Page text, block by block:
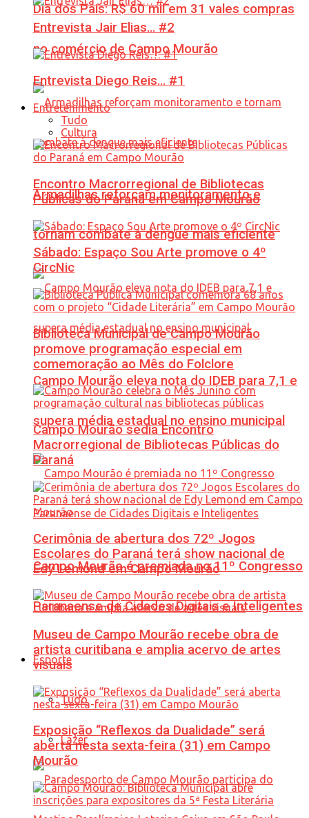
Dia dos Pais: R$ 60 mil em 31 vales compras
no comércio de Campo Mourão
Armadilhas reforçam monitoramento e
tornam combate à dengue mais eficiente
Campo Mourão eleva nota do IDEB para 7,1 e
supera média estadual no ensino municipal
Campo Mourão é premiada no 11º Congresso
Paranaense de Cidades Digitais e Inteligentes
Esporte
Tudo
Lazer
Entrevista Jair Elias… #2
Entrevista Diego Reis… #1
Entretenimento
Tudo
Cultura
Encontro Macrorregional de Bibliotecas
Públicas do Paraná em Campo Mourão
Sábado: Espaço Sou Arte promove o 4º
CircNic
Biblioteca Municipal de Campo Mourão
promove programação especial em
comemoração ao Mês do Folclore
Campo Mourão sedia Encontro
Macrorregional de Bibliotecas Públicas do
Paraná
Cerimônia de abertura dos 72º Jogos
Escolares do Paraná terá show nacional de
Edy Lemond em Campo Mourão
Museu de Campo Mourão recebe obra de
artista curitibana e amplia acervo de artes
visuais
Exposição “Reflexos da Dualidade” será
aberta nesta sexta-feira (31) em Campo
Mourão